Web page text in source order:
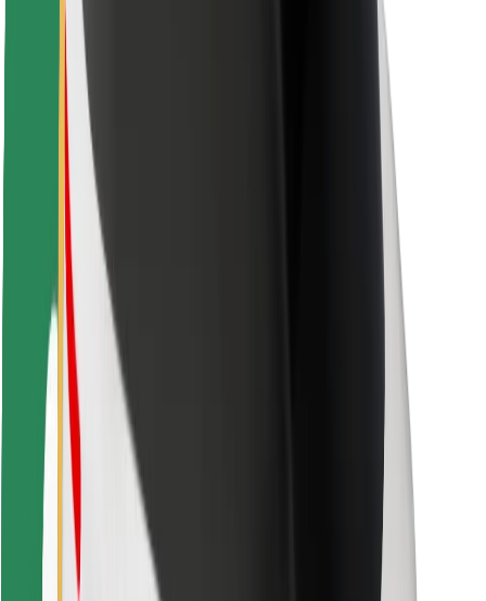
Byer
Steder
Byløsninger
Flyplasser
Bolt-ladestasjoner
Brukerstøtte
For passasjerer
For sjåfører
For leveringsbud
Bolt Food
For flåteeiere
For restauranter